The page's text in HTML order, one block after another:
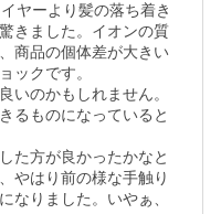
ヤーより髪の落ち着き
きました。イオンの質
商品の個体差が大きい
ックです。
いのかもしれません。
るものになっていると
た方が良かったかなと
やはり前の様な手触り
なりました。いやぁ、